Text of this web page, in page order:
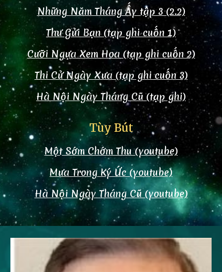
Những Năm Tháng Ấy tập 3 (2.2)
Thư Gửi Bạn (tạp ghi cuốn 1)
Cưỡi Ngựa Xem Hoa (tạp ghi cuốn 2)
Thi Cử Ngày Xưa (tạp ghi cuốn 3)
Hà Nội Ngày Tháng Cũ (tạp ghi)
Tùy Bút
Một Sớm Chớm Thu (youtube)
Mưa Trong Ký Ức (youtube)
Hà Nội Ngày Tháng Cũ (youtube)